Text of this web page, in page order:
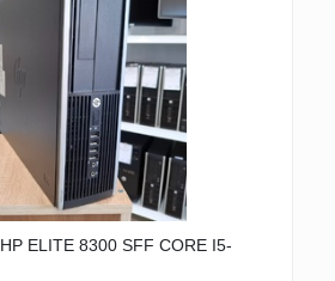
ELITE 8300 SFF CORE I5-